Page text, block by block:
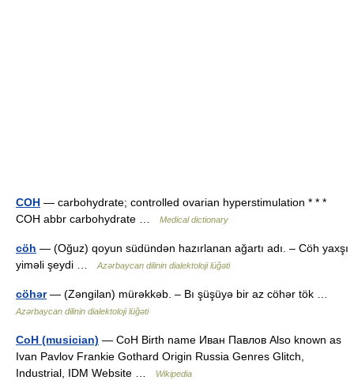
COH — carbohydrate; controlled ovarian hyperstimulation * * *
COH abbr carbohydrate …
Medical dictionary
cöh — (Oğuz) qoyun südündən hazırlanan ağartı adı. – Cöh yaxşı
yiməli şeydi …
Azərbaycan dilinin dialektoloji lüğəti
cöhər— (Zəngilan) mürəkkəb. – Bı şüşüyə bir az cöhər tök …
Azərbaycan dilinin dialektoloji lüğəti
CoH (musician) — CoH Birth name Иван Павлов Also known as
Ivan Pavlov Frankie Gothard Origin Russia Genres Glitch,
Industrial, IDM Website …
Wikipedia